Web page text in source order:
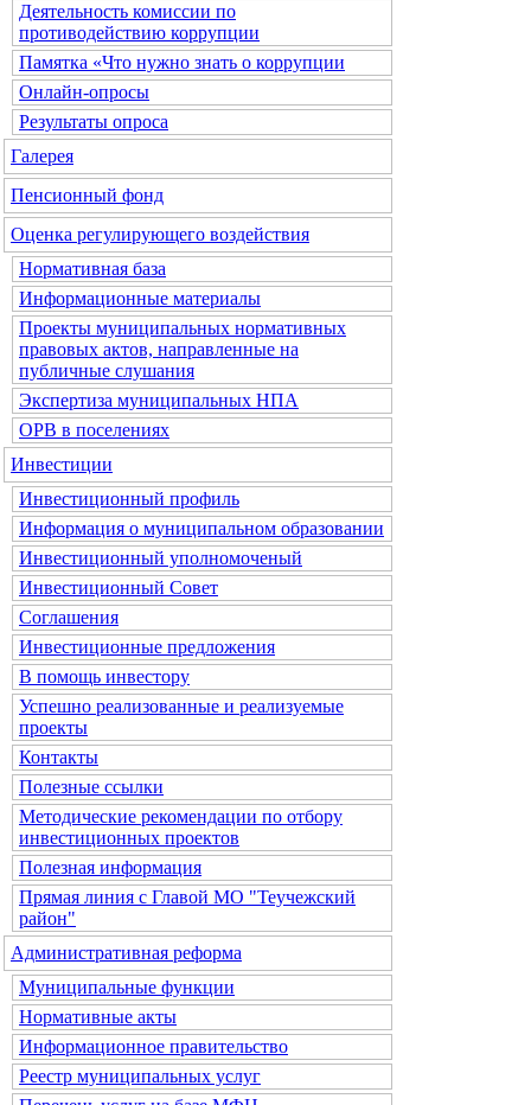
Деятельность комиссии по
противодействию коррупции
Памятка «Что нужно знать о коррупции
Онлайн-опросы
Результаты опроса
Галерея
Пенсионный фонд
Оценка регулирующего воздействия
Нормативная база
Информационные материалы
Проекты муниципальных нормативных
правовых актов, направленные на
публичные слушания
Экспертиза муниципальных НПА
ОРВ в поселениях
Инвестиции
Инвестиционный профиль
Информация о муниципальном образовании
Инвестиционный уполномоченый
Инвестиционный Совет
Соглашения
Инвестиционные предложения
В помощь инвестору
Успешно реализованные и реализуемые
проекты
Контакты
Полезные ссылки
Методические рекомендации по отбору
инвестиционных проектов
Полезная информация
Прямая линия с Главой МО "Теучежский
район"
Административная реформа
Муниципальные функции
Нормативные акты
Информационное правительство
Реестр муниципальных услуг